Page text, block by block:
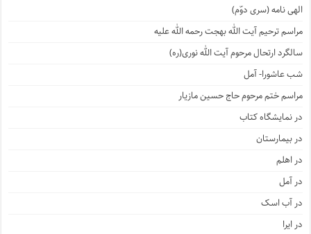
الهی نامه (سری دوّم)
مراسم ترحیم آیت الله بهجت رحمه الله علیه
سالگرد ارتحال مرحوم آیت الله نوری(ره)
شب عاشورا- آمل
مراسم ختم مرحوم حاج حسین مازیار
در نمایشگاه کتاب
در بیمارستان
در اهلم
در آمل
در آب اسک
در ایرا